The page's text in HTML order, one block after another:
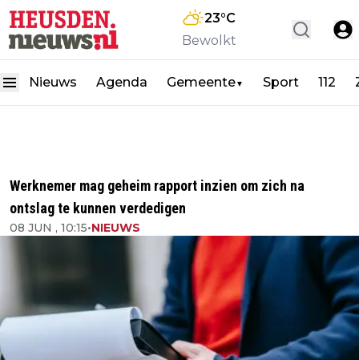
23°C
Bewolkt
Nieuws Agenda Gemeente▼ Sport 112
Werknemer mag geheim rapport inzien om zich na
ontslag te kunnen verdedigen
08 JUN , 10:15•NIEUWS